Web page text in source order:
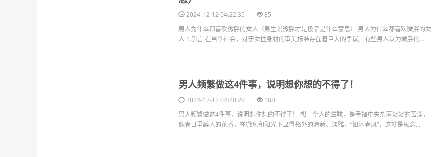
2024-12-12 04:22:35
85
男人为什么都喜欢微胖的女人（男生说微胖才是极品是什么意思） 男人为什么都喜欢微胖的女
人 1.引言 在当今社会，对于女性身材的审美标准存在着巨大的争议。有些男人认为微胖的...
​男人频繁做这4件事，说明想你想的不得了！
2024-12-12 04:20:20
188
男人频繁做这4件事，说明想你想的不得了！ 想一个人的滋味，是幸福中夹杂着淡淡的苦涩，
像春日里醉人的花香，在微风和阳光下显得格外的清新、淡雅，“如沐春风”，这就是思念...